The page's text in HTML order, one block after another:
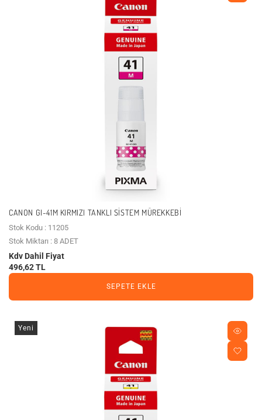
CANON GI-41M KIRMIZI TANKLI SISTEM MÜREKKEBI
Stok Kodu : 11205
Stok Miktarı : 8 ADET
Kdv Dahil Fiyat
496,62 TL
SEPETE EKLE
Yeni